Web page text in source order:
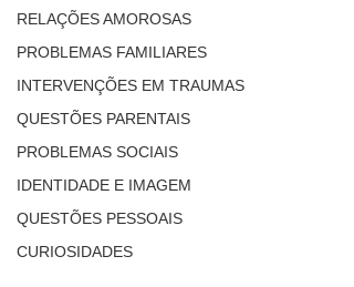
RELAÇÕES AMOROSAS
PROBLEMAS FAMILIARES
INTERVENÇÕES EM TRAUMAS
QUESTÕES PARENTAIS
PROBLEMAS SOCIAIS
IDENTIDADE E IMAGEM
QUESTÕES PESSOAIS
CURIOSIDADES